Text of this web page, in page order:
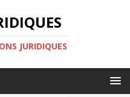
JURIDIQUES